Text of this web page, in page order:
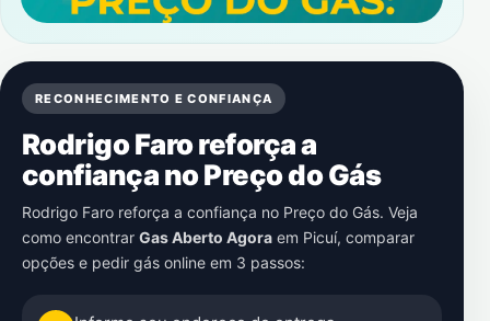
RECONHECIMENTO E CONFIANÇA
Rodrigo Faro reforça a
confiança no Preço do Gás
Rodrigo Faro reforça a confiança no Preço do Gás. Veja
como encontrar Gas Aberto Agora em Picuí, comparar
opções e pedir gás online em 3 passos: